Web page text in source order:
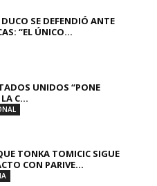
SE DEFENDIÓ ANTE
“EL ÚNICO...
UNIDOS “PONE
C...
TONKA TOMICIC SIGUE
CON PARIVE...